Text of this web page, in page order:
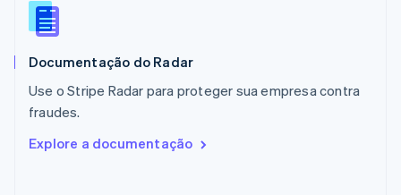
Documentação do Radar
Use o Stripe Radar para proteger sua empresa contra
fraudes.
Explore a documentação
Português
RAE de Hong Kong, China
Reino Unido
República Tcheca
English
English